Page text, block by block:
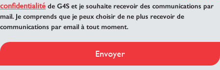
confidentialité de G4S et je souhaite recevoir des communications par
mail. Je comprends que je peux choisir de ne plus recevoir de
communications par email à tout moment.
Envoyer